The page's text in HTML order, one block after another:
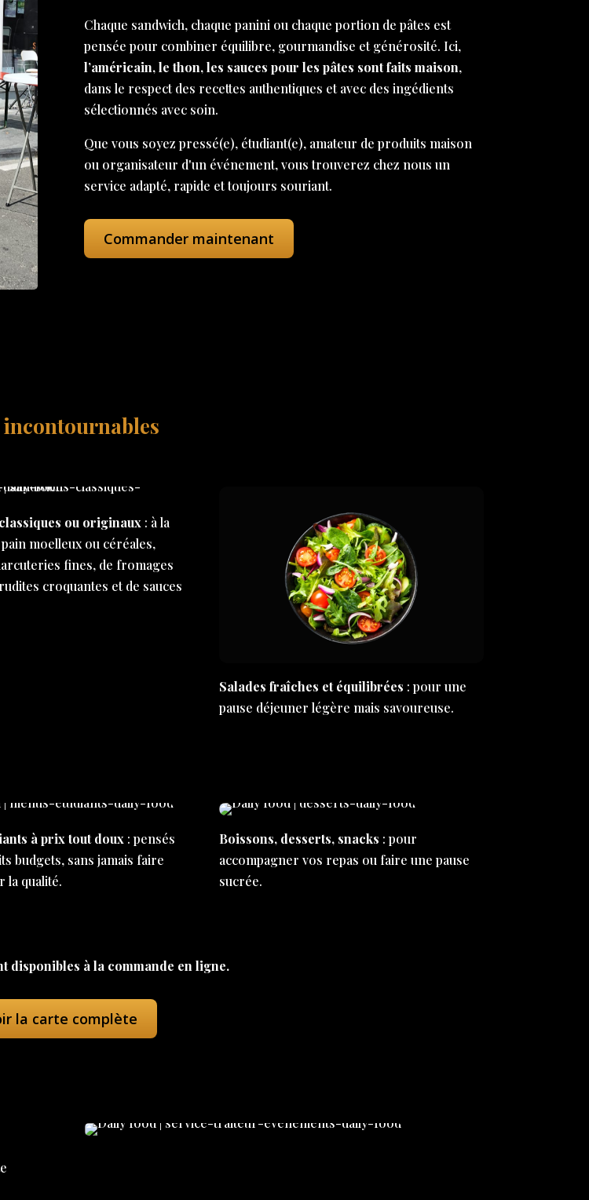
Chaque sandwich, chaque panini ou chaque portion de pâtes est
pensée pour combiner équilibre, gourmandise et générosité. Ici,
l’américain, le thon, les sauces pour les pâtes sont faits maison,
dans le respect des recettes authentiques et avec des ingédients
sélectionnés avec soin.
Que vous soyez pressé(e), étudiant(e), amateur de produits maison
ou organisateur d'un événement, vous trouverez chez nous un
service adapté, rapide et toujours souriant.
Commander maintenant
incontournables
ou originaux: à la
moelleux ou céréales,
fines, de fromages
croquantes et de sauces
Salades fraîches et équilibrées : pour une
pause déjeuner légère mais savoureuse.
à prix tout doux : pensés
budgets, sans jamais faire
la qualité.
Boissons, desserts, snacks : pour
accompagner vos repas ou faire une pause
sucrée.
disponibles à la commande en ligne.
la carte complète